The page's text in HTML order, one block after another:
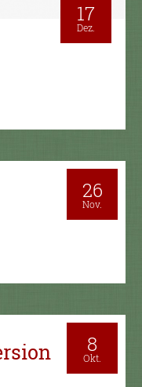
17
Dez.
26
Nov.
8
Okt.